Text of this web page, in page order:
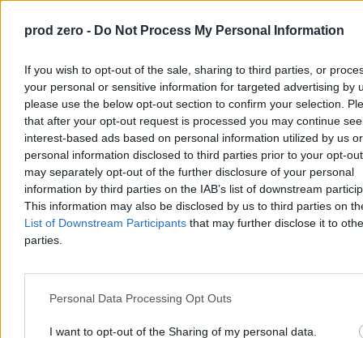
prod zero - Do Not Process My Personal Information
If you wish to opt-out of the sale, sharing to third parties, or
your personal or sensitive information for targeted advertising by
please use the below opt-out section to confirm your selection.
that after your opt-out request is processed you may continue
interest-based ads based on personal information utilized by us or
personal information disclosed to third parties prior to your opt-
may separately opt-out of the further disclosure of your personal
information by third parties on the IAB’s list of downstream
This information may also be disclosed by us to third parties on
List of Downstream Participants that may further disclose it to
parties.
Personal Data Processing Opt Outs
I want to opt-out of the Sharing of my personal data.
Upały dotarły do szpitali. Chore dzieci chłodzone
lodem
Ekstremalne upały postawiły w trudnej sytuacji nawet szpitale. Na
oddziale kardiologii dziecięcej w Rzeszowie nie ma klimatyzacji, a